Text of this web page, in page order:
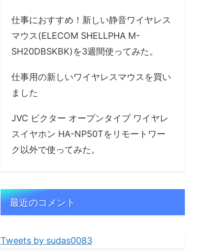
仕事におすすめ！新しい静音ワイヤレス
マウス(ELECOM SHELLPHA M-
SH20DBSKBK)を3週間使ってみた。
仕事用の新しいワイヤレスマウスを買い
ました
JVC ビクター オープンタイプ ワイヤレ
スイヤホン HA-NP50Tをリモートワー
ク以外で使ってみた。
最近のコメント
Tweets by sudas0083